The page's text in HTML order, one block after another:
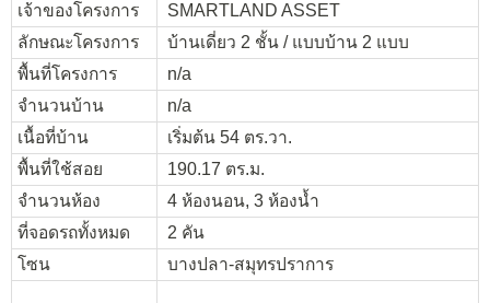
เจ้าของโครงการ
SMARTLAND ASSET
ลักษณะโครงการ
บ้านเดี่ยว 2 ชั้น / แบบบ้าน 2 แบบ
พื้นที่โครงการ
n/a
จำนวนบ้าน
n/a
เนื้อที่บ้าน
เริ่มต้น 54 ตร.วา.
พื้นที่ใช้สอย
190.17 ตร.ม.
จำนวนห้อง
4 ห้องนอน, 3 ห้องน้ำ
ที่จอดรถทั้งหมด
2 คัน
โซน
บางปลา-สมุทรปราการ